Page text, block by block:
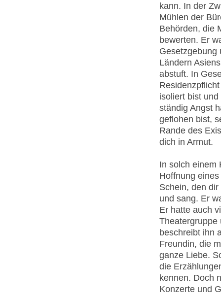
kann. In der
Mühlen der
Behörden, die
bewerten. Er
Gesetzgebung
Ländern
abstuft. In
isoliert bist
ständig Angst
geflohen bist,
Rande des
dich in Armut.
In solch einem
Hoffnung
Schein, den
und sang. Er
Er hatte auch
Theatergruppe
beschreibt ihn
Freundin, die
ganze Liebe.
die
kennen. Doch
Konzerte und